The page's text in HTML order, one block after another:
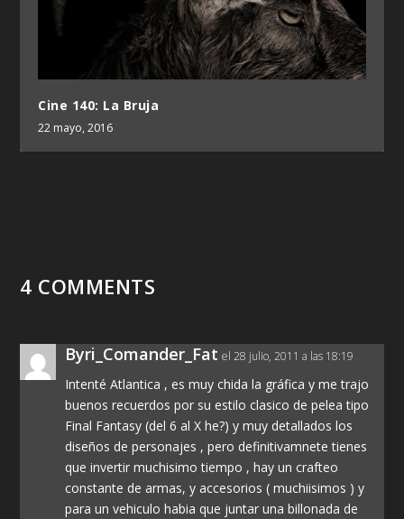
Cine 140: La Bruja
22 mayo, 2016
4 COMMENTS
Byri_Comander_Fat el 28 julio, 2011 a las 18:19
Intenté Atlantica , es muy chida la gráfica y me trajo
buenos recuerdos por su estilo clasico de pelea tipo
Final Fantasy (del 6 al X he?) y muy detallados los
diseños de personajes , pero definitivamnete tienes
que invertir muchisimo tiempo , hay un crafteo
constante de armas, y accesorios ( muchiisimos ) y
para un vehiculo habia que juntar una billonada de